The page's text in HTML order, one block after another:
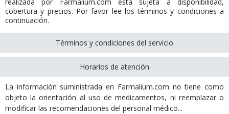
cobertura y precios. Por favor lee los términos y condiciones a
continuación.
Términos y condiciones del servicio
Horarios de atención
La información suministrada en Farmalium.com no tiene como
objeto la orientación al uso de medicamentos, ni reemplazar o
modificar las recomendaciones del personal médico...